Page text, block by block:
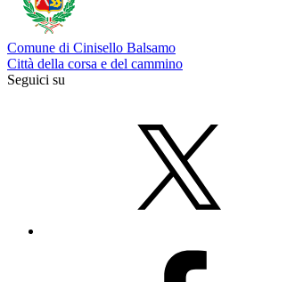
Comune di Cinisello Balsamo
Città della corsa e del cammino
Seguici su